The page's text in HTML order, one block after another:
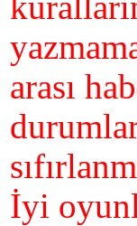
arası
İyi